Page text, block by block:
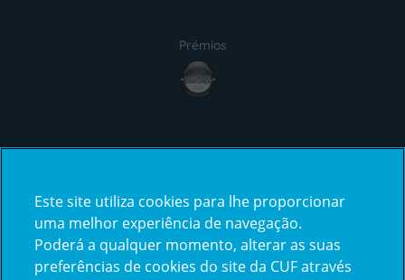
Prémios
award4
certification2certification3
Este site utiliza cookies para lhe proporcionar
uma melhor experiência de navegação.
Poderá a qualquer momento, alterar as suas
preferências de cookies do site da CUF através